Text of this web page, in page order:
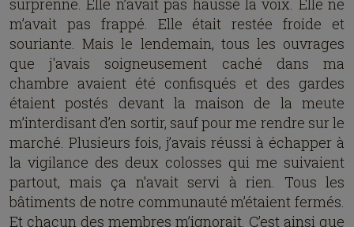
surprenne. Elle n’avait pas haussé la voix. Elle ne
m’avait pas frappé. Elle était restée froide et
souriante. Mais le lendemain, tous les ouvrages
que j'avais soigneusement caché dans ma
chambre avaient été confisqués et des gardes
étaient postés devant la maison de la meute
m’interdisant d’en sortir, sauf pour me rendre sur le
marché. Plusieurs fois, j’avais réussi à échapper à
la vigilance des deux colosses qui me suivaient
partout, mais ça n’avait servi à rien. Tous les
bâtiments de notre communauté m’étaient fermés.
Et chacun des membres m’ignorait. C’est ainsi que